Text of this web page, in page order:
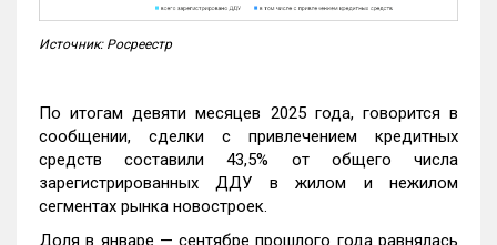
Источник: Росреестр
По итогам девяти месяцев 2025 года, говорится в
сообщении, сделки с привлечением кредитных
средств составили 43,5% от общего числа
зарегистрированных ДДУ в жилом и нежилом
сегментах рынка новостроек.
Доля в январе — сентябре прошлого года равнялась